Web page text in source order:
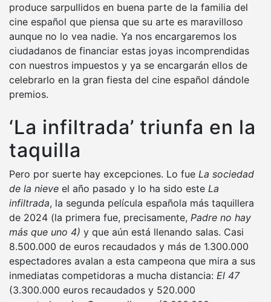
produce sarpullidos en buena parte de la familia del
cine español que piensa que su arte es maravilloso
aunque no lo vea nadie. Ya nos encargaremos los
ciudadanos de financiar estas joyas incomprendidas
con nuestros impuestos y ya se encargarán ellos de
celebrarlo en la gran fiesta del cine español dándole
premios.
‘La infiltrada’ triunfa en la
taquilla
Pero por suerte hay excepciones. Lo fue La sociedad
de la nieve el año pasado y lo ha sido este La
infiltrada, la segunda película española más taquillera
de 2024 (la primera fue, precisamente, Padre no hay
más que uno 4) y que aún está llenando salas. Casi
8.500.000 de euros recaudados y más de 1.300.000
espectadores avalan a esta campeona que mira a sus
inmediatas competidoras a mucha distancia: El 47
(3.300.000 euros recaudados y 520.000